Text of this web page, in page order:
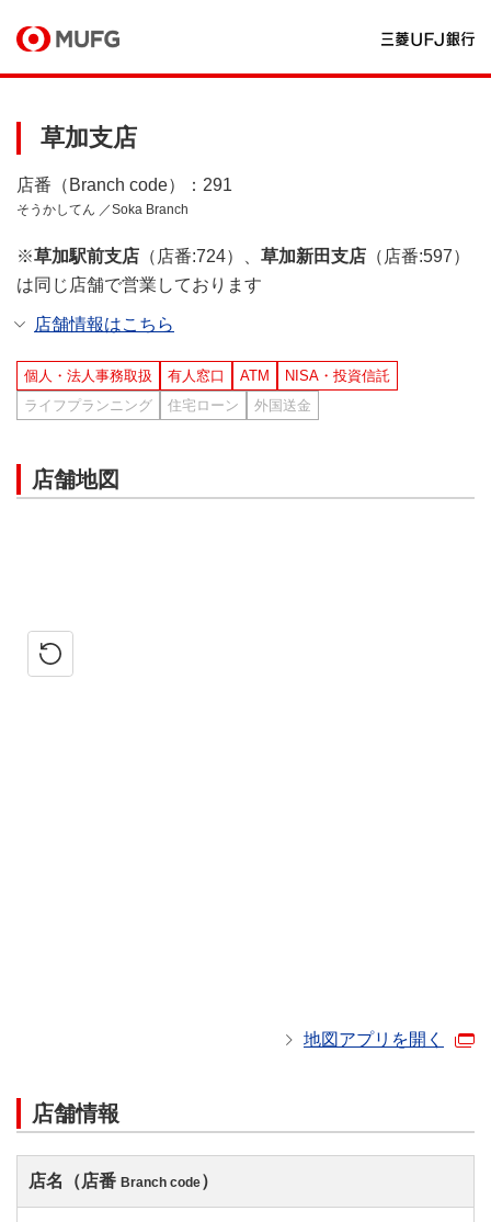
草加支店
店番（Branch code）：291
そうかしてん ／Soka Branch
※草加駅前支店 （店番:724）、 草加新田支店 （店番:597）
は同じ店舗で営業しております
店舗情報はこちら
個人・法人事務取扱 有人窓口 ATM
NISA・投資信託
ライフプランニング
住宅ローン 外国送金
店舗地図
地図アプリを開く
店舗情報
店名（店番 Branch code）